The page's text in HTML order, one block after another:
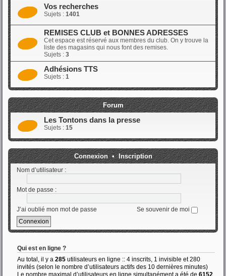
Vos recherches
Sujets : 1401
REMISES CLUB et BONNES ADRESSES
Cet espace est réservé aux membres du club. On y trouve la
liste des magasins qui nous font des remises.
Sujets : 3
Adhésions TTS
Sujets : 1
Forum
Les Tontons dans la presse
Sujets : 15
Connexion•Inscription
Nom d’utilisateur :
Mot de passe :
J’ai oublié mon mot de passe Se souvenir de moi
Qui est en ligne ?
Au total, il y a 285 utilisateurs en ligne :: 4 inscrits, 1 invisible et 280
invités (selon le nombre d’utilisateurs actifs des 10 dernières minutes)
Le nombre maximal d’utilisateurs en ligne simultanément a été de 6152